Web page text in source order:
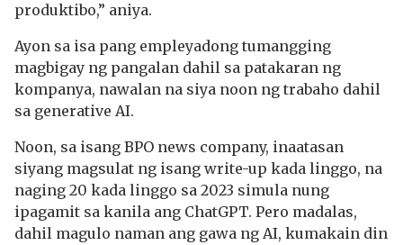
produktibo,” aniya.
Ayon sa isa pang empleyadong tumangging
magbigay ng pangalan dahil sa patakaran ng
kompanya, nawalan na siya noon ng trabaho dahil
sa generative AI.
Noon, sa isang BPO news company, inaatasan
siyang magsulat ng isang write-up kada linggo, na
naging 20 kada linggo sa 2023 simula nung
ipagamit sa kanila ang ChatGPT. Pero madalas,
dahil magulo naman ang gawa ng AI, kumakain din